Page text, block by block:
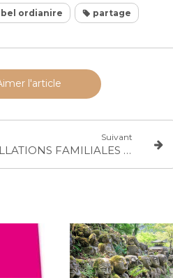
bel ordianire partage
l'article
Suivant
CONSTELLATIONS FAMILIALES samedi 15 décembre